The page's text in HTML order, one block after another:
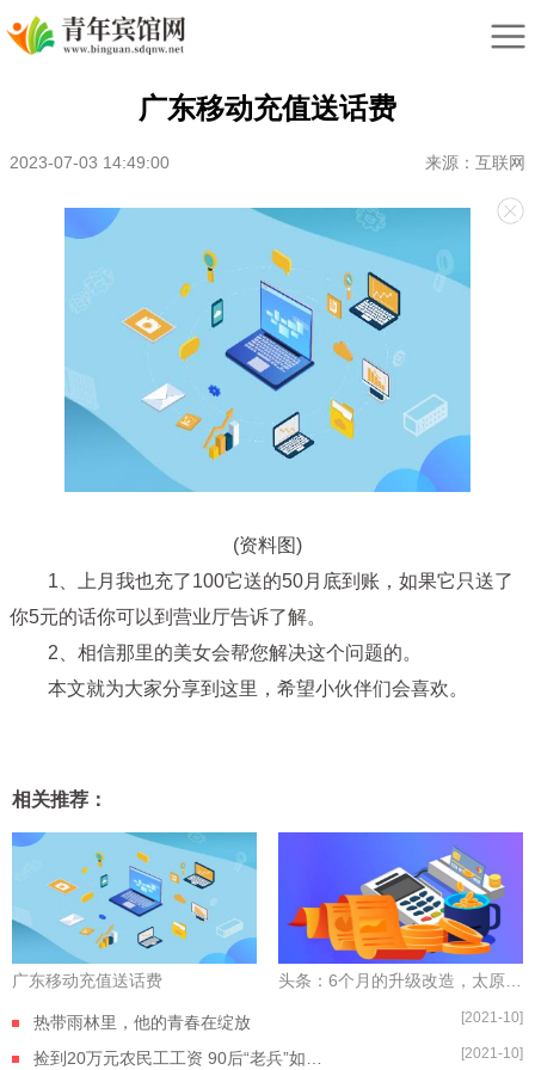
广东移动充值送话费
2023-07-03 14:49:00 来源：互联网
(资料图)
1、上月我也充了100它送的50月底到账，如果它只送了
你5元的话你可以到营业厅告诉了解。
2、相信那里的美女会帮您解决这个问题的。
本文就为大家分享到这里，希望小伙伴们会喜欢。
相关推荐：
广东移动充值送话费 头条：6个月的升级改造，太原兴华街竣工通车，记者实地走访看亮点
热带雨林里，他的青春在绽放 [2021-10]
[2021-10]